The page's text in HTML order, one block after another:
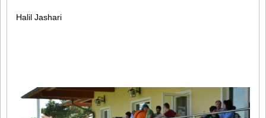
Halil Jashari